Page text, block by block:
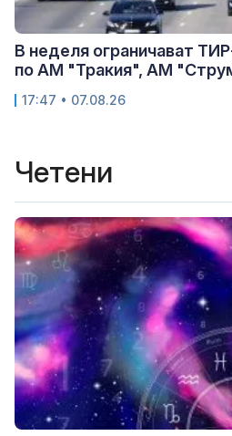
В неделя ограничават
по АМ "Тракия", АМ
17:47 • 07.08.26
Четени